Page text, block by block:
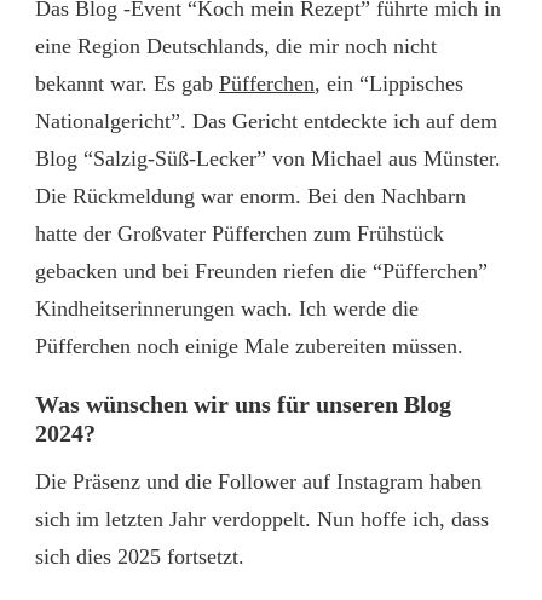
Das Blog -Event “Koch mein Rezept” führte mich in
eine Region Deutschlands, die mir noch nicht
bekannt war. Es gab Püfferchen, ein “Lippisches
Nationalgericht”. Das Gericht entdeckte ich auf dem
Blog “Salzig-Süß-Lecker” von Michael aus Münster.
Die Rückmeldung war enorm. Bei den Nachbarn
hatte der Großvater Püfferchen zum Frühstück
gebacken und bei Freunden riefen die “Püfferchen”
Kindheitserinnerungen wach. Ich werde die
Püfferchen noch einige Male zubereiten müssen.
Was wünschen wir uns für unseren Blog
2024?
Die Präsenz und die Follower auf Instagram haben
sich im letzten Jahr verdoppelt. Nun hoffe ich, dass
sich dies 2025 fortsetzt.